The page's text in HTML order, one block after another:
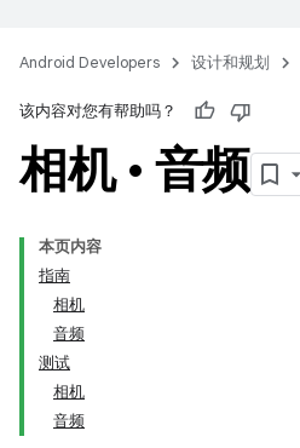
Android Developers 设计和规划
该内容对您有帮助吗？
相机 • 音频
本页内容
指南
相机
音频
测试
相机
音频